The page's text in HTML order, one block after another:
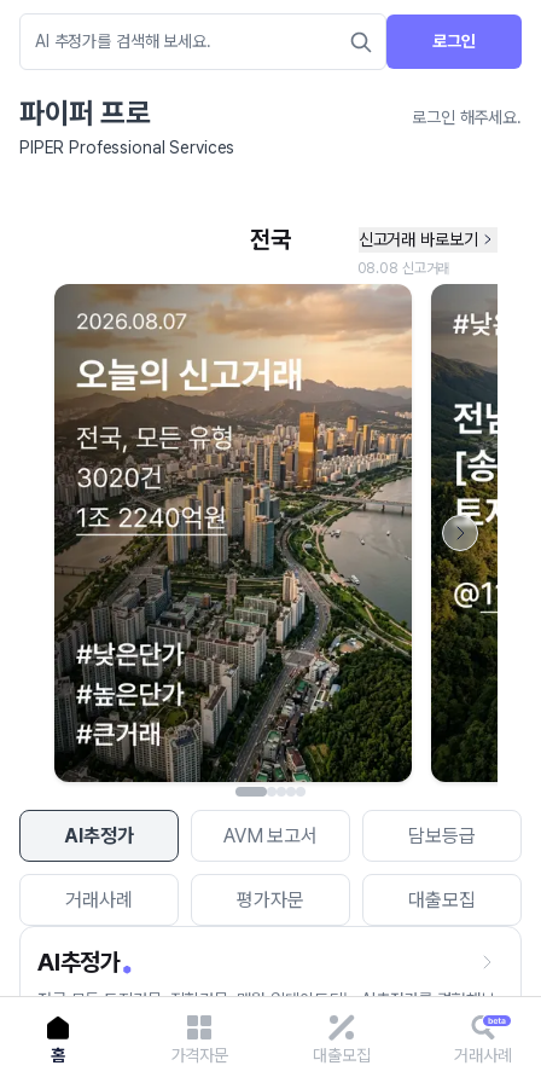
로그인
파이퍼 프로
로그인 해주세요.
PIPER Professional Services
AI추정가 AVM 보고서 담보등급
거래사례 평가자문 대출모집
AI추정가
전국 모든 토지건물, 집합건물, 매월 업데이트되는 AI추정가를 경험해보
세요.
네이버 지도 연결 안내
현재 네이버 지도 연결이 원활하지 않아 지도를 불러올 수 없습니다.
이용에 불편을 드려 죄송합니다.
다시 시도
홈 가격자문 대출모집 거래사례